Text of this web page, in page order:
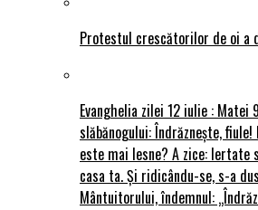
Protestul crescătorilor de oi a
Evanghelia zilei 12 iulie : Matei
slăbănogului: Îndrăznește,
este mai lesne? A zice: Iertate
casa ta. Și ridicându-se, s-a
Mântuitorului, îndemnul: